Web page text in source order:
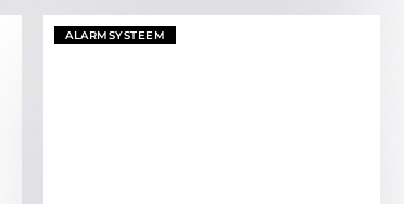
ALARMSYSTEEM